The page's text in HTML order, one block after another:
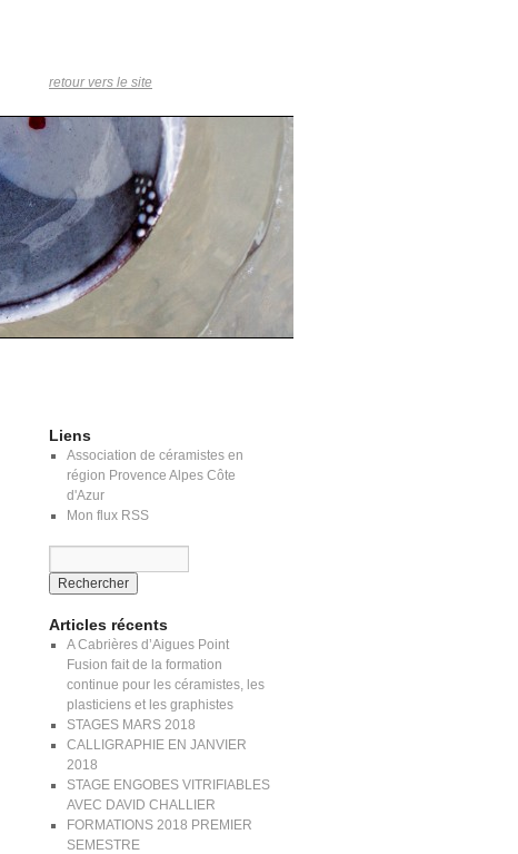
retour vers le site
Liens
Association de céramistes en
région Provence Alpes Côte
d'Azur
Mon flux RSS
Articles récents
A Cabrières d’Aigues Point
Fusion fait de la formation
continue pour les céramistes, les
plasticiens et les graphistes
STAGES MARS 2018
CALLIGRAPHIE EN JANVIER
2018
STAGE ENGOBES VITRIFIABLES
AVEC DAVID CHALLIER
FORMATIONS 2018 PREMIER
SEMESTRE